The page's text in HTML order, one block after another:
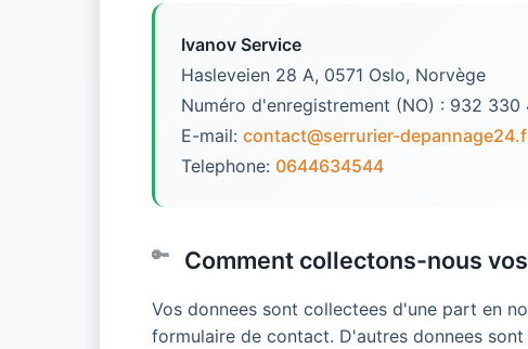
Ivanov Service
Hasleveien 28 A, 0571 Oslo, Norvège
Numéro d'enregistrement (NO) : 932 330
E-mail: contact@serrurier-
Telephone: 0644634544
Comment collectons-nous
Vos donnees sont collectees d'une part en
formulaire de contact. D'autres donnees